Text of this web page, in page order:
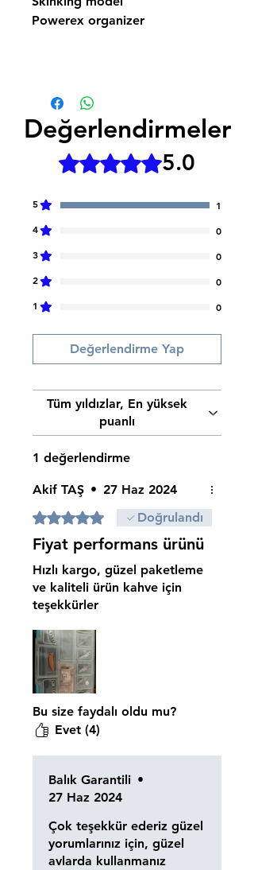
Powerex organizer
Değerlendirmeler
5 üzerinden 5 yıldız5.0
5
1
4
0
3
0
2
0
1
0
Değerlendirme Yap
Tüm yıldızlar, En yüksek
puanlı
1 değerlendirme
Akif TAŞ • 27 Haz 2024
5 üzerinden 5 yıldızDoğrulandı
Fiyat performans ürünü
Hızlı kargo, güzel paketleme
ve kaliteli ürün kahve için
teşekkürler
Bu size faydalı oldu mu?
Evet (4)
Balık Garantili •
27 Haz 2024
Çok teşekkür ederiz güzel
yorumlarınız için, güzel
avlarda kullanmanız